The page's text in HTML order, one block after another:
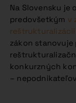
Na Slovensku
predovšetkým v
reštrukturalizácii
zákon stanovuje
konkurzných
–